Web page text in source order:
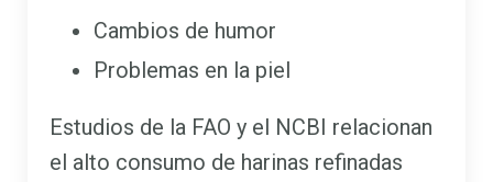
Cambios de humor
Problemas en la piel
Estudios de la FAO y el NCBI relacionan
el alto consumo de harinas refinadas